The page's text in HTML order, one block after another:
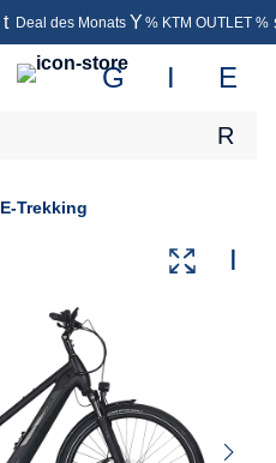
Deal des Monats % KTM OUTLET %
E-Trekking